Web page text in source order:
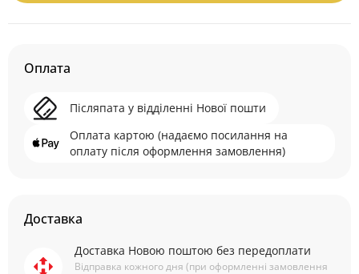
Оплата
Післяпата у відділенні Нової пошти
Оплата картою (надаємо посилання на
оплату після оформлення замовлення)
Доставка
Доставка Новою поштою без передоплати
Відправка кожного дня (при оформленні замовлення